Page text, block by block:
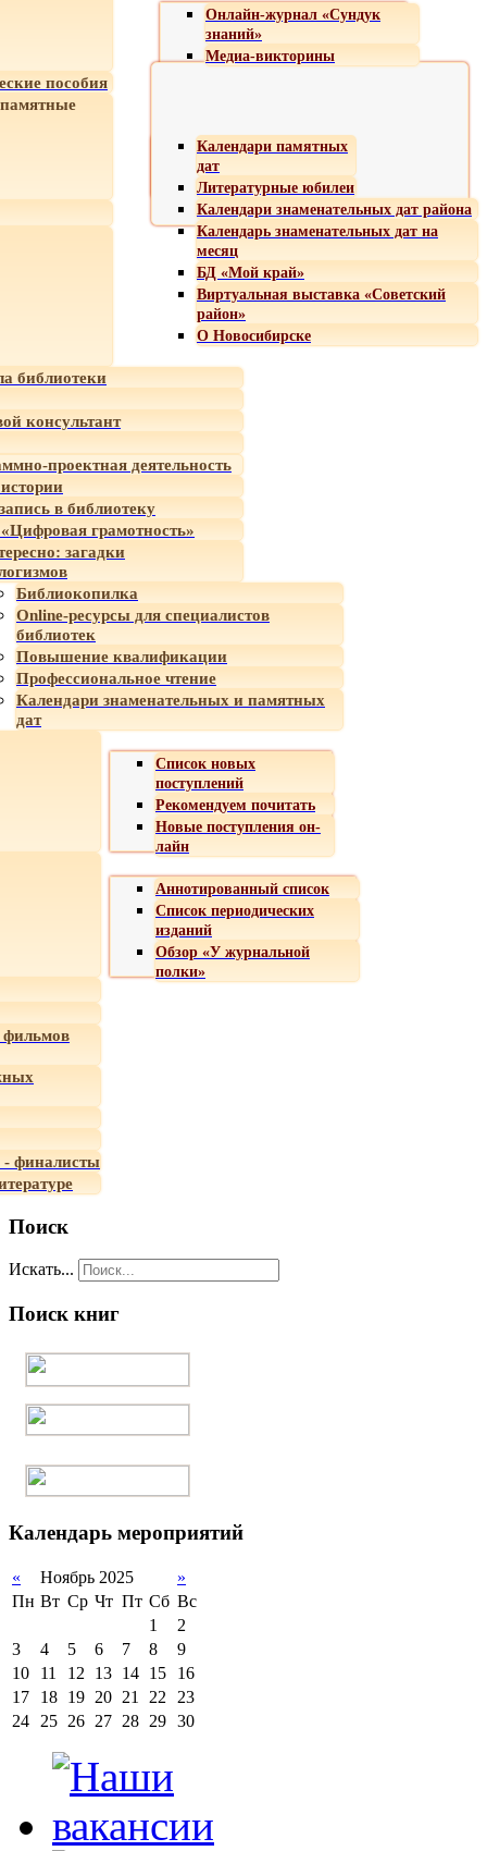
Онлайн-журнал «Сундук
знаний»
Медиа-викторины
пособия
Календари памятных
дат
Литературные юбилеи
Календари знаменательных дат района
Календарь знаменательных дат на
месяц
БД «Мой край»
Виртуальная выставка «Советский
район»
О Новосибирске
библиотеки
консультант
проектная деятельность
в библиотеку
грамотность»
загадки
Библиокопилка
Online-ресурсы для специалистов
библиотек
Повышение квалификации
Профессиональное чтение
Календари знаменательных и памятных
дат
Список новых
поступлений
Рекомендуем почитать
Новые поступления он-
лайн
Аннотированный список
Список периодических
изданий
Обзор «У журнальной
полки»
- финалисты
Поиск
Искать...
Поиск книг
Календарь мероприятий
« Ноябрь 2025
»
Пн Вт Ср Чт Пт Сб Вс
1
2
3
4 5 6 7 8
9
10
11 12 13 14 15
16
17
18 19 20 21 22
23
24
25 26 27 28 29 30